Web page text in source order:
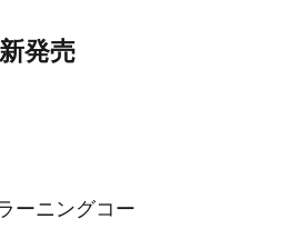
発売
ーニングコー